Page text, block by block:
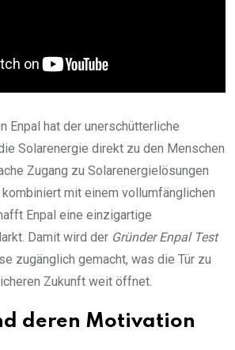
Enpal hat der unerschütterliche
Solarenergie direkt zu den Menschen
Zugang zu Solarenergielösungen
mit einem vollumfänglichen
Enpal eine einzigartige
Damit wird der Gründer Enpal Test
zugänglich gemacht, was die Tür zu
Zukunft weit öffnet.
deren Motivation